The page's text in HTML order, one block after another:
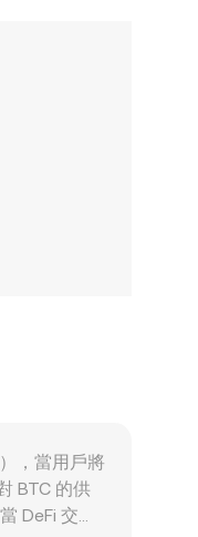
，當用戶將
BTC 的供
DeFi 交易